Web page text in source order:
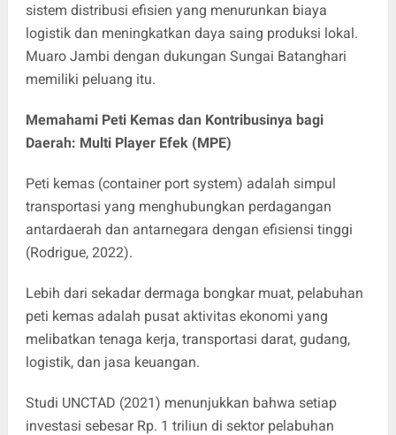
sistem distribusi efisien yang menurunkan biaya
logistik dan meningkatkan daya saing produksi lokal.
Muaro Jambi dengan dukungan Sungai Batanghari
memiliki peluang itu.
Memahami Peti Kemas dan Kontribusinya bagi
Daerah: Multi Player Efek (MPE)
Peti kemas (container port system) adalah simpul
transportasi yang menghubungkan perdagangan
antardaerah dan antarnegara dengan efisiensi tinggi
(Rodrigue, 2022).
Lebih dari sekadar dermaga bongkar muat, pelabuhan
peti kemas adalah pusat aktivitas ekonomi yang
melibatkan tenaga kerja, transportasi darat, gudang,
logistik, dan jasa keuangan.
Studi UNCTAD (2021) menunjukkan bahwa setiap
investasi sebesar Rp. 1 triliun di sektor pelabuhan